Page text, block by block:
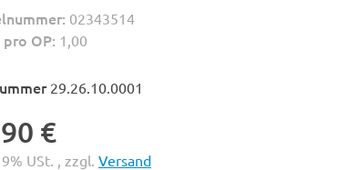
02343514
OP: 1,00
29.26.10.0001
€
USt. , zzgl. Versand